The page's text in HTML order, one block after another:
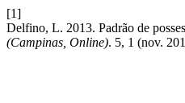
[1]
Delfino, L. 2013. Padrão de
(Campinas, Online). 5, 1 (nov.